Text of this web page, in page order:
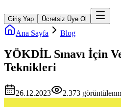
Giriş Yap Ücretsiz Üye Ol
Ana Sayfa Blog
YÖKDİL Sınavı İçin
Teknikleri
26.12.2023 2.373